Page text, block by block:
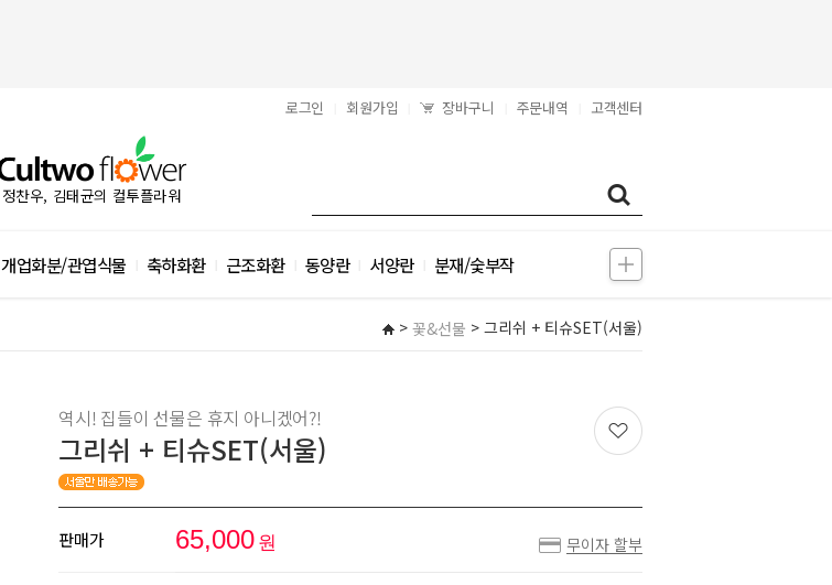
로그인 회원가입 장바구니 주문내역 고객센터
정찬우, 김태균의 컬투플라워
개업화분/관엽식물 축하화환 근조화환 동양란 서양란 분재/숯부작
> 꽃&선물 > 그리쉬 + 티슈SET(서울)
역시! 집들이 선물은 휴지 아니겠어?!
그리쉬 + 티슈SET(서울)
판매가 65,000 원 무이자 할부